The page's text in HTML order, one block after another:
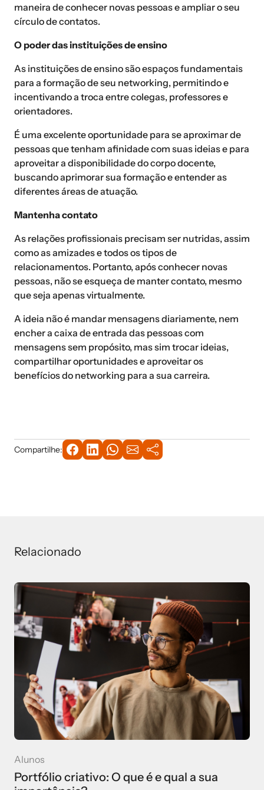
maneira de conhecer novas pessoas e ampliar o seu
círculo de contatos.
O poder das instituições de ensino
As instituições de ensino são espaços fundamentais
para a formação de seu networking, permitindo e
incentivando a troca entre colegas, professores e
orientadores.
É uma excelente oportunidade para se aproximar de
pessoas que tenham afinidade com suas ideias e para
aproveitar a disponibilidade do corpo docente,
buscando aprimorar sua formação e entender as
diferentes áreas de atuação.
Mantenha contato
As relações profissionais precisam ser nutridas, assim
como as amizades e todos os tipos de
relacionamentos. Portanto, após conhecer novas
pessoas, não se esqueça de manter contato, mesmo
que seja apenas virtualmente.
A ideia não é mandar mensagens diariamente, nem
encher a caixa de entrada das pessoas com
mensagens sem propósito, mas sim trocar ideias,
compartilhar oportunidades e aproveitar os
benefícios do networking para a sua carreira.
Compartilhe:
Relacionado
Alunos
Portfólio criativo: O que é e qual a sua